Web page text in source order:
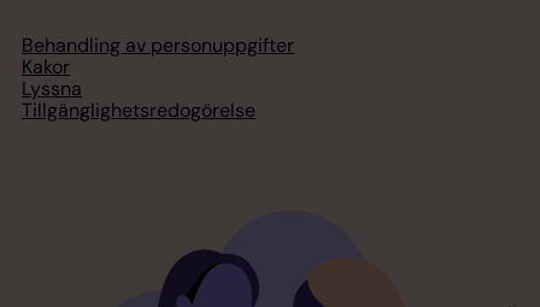
Behandling av personuppgifter
Kakor
Lyssna
Tillgänglighetsredogörelse